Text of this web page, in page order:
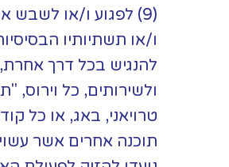
(9) לפגוע ו/או
להנגיש בכל דרך
ולשירותים, כל וירוס,
טרויאני, באג, או כל
תוכנה אחרים אשר